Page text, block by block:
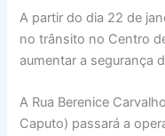
A partir do dia 22 de
no trânsito no Centro
aumentar a segurança
A Rua Berenice
Caputo) passará a